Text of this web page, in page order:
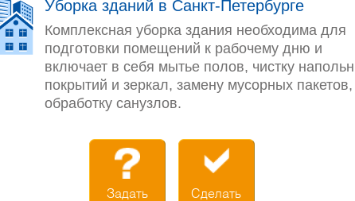
Уборка зданий в Санкт-Петербурге
Комплексная уборка здания необходима для
подготовки помещений к рабочему дню и
включает в себя мытье полов, чистку
покрытий и зеркал, замену мусорных пакетов,
обработку санузлов.
Задать
Сделать